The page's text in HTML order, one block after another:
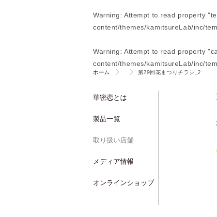
Warning: Attempt to read property
content/themes/kamitsureLab/inc/
Warning: Attempt to read property
content/themes/kamitsureLab/inc/
ホーム 第29回花まつりチラシ_2
華密恋とは
製品一覧
取り扱い店舗
メディア情報
オンラインショップ